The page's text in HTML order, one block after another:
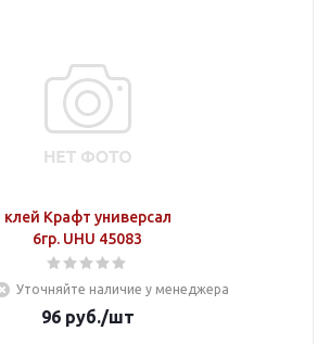
клей Крафт универсал
6гр. UHU 45083
Уточняйте наличие у менеджера
96руб./шт